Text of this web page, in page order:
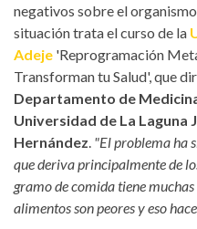
negativos sobre el
situación trata el curso de la
Adeje 'Reprogramación
Transforman tu Salud', que
Departamento de
Universidad de La Laguna
Hernández "El problema ha
que deriva principalmente de
gramo de comida tiene
alimentos son peores y eso